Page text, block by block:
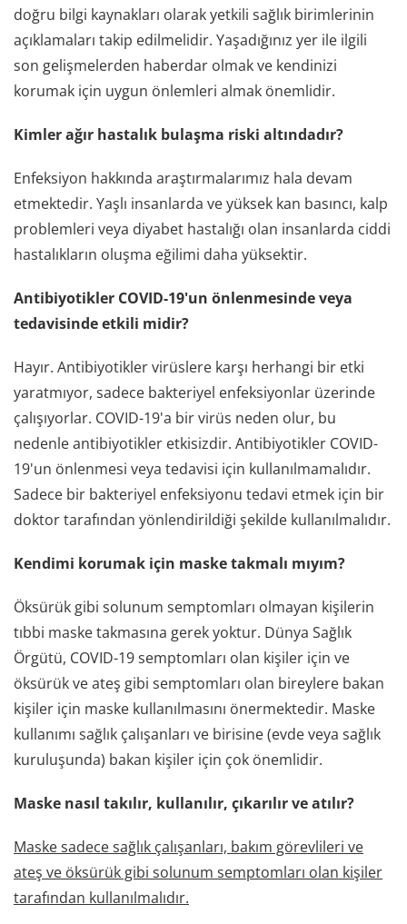
doğru bilgi kaynakları olarak yetkili sağlık birimlerinin
açıklamaları takip edilmelidir. Yaşadığınız yer ile ilgili
son gelişmelerden haberdar olmak ve kendinizi
korumak için uygun önlemleri almak önemlidir.
Kimler ağır hastalık bulaşma riski altındadır?
Enfeksiyon hakkında araştırmalarımız hala devam
etmektedir. Yaşlı insanlarda ve yüksek kan basıncı, kalp
problemleri veya diyabet hastalığı olan insanlarda ciddi
hastalıkların oluşma eğilimi daha yüksektir.
Antibiyotikler COVID-19'un önlenmesinde veya
tedavisinde etkili midir?
Hayır. Antibiyotikler virüslere karşı herhangi bir etki
yaratmıyor, sadece bakteriyel enfeksiyonlar üzerinde
çalışıyorlar. COVID-19'a bir virüs neden olur, bu
nedenle antibiyotikler etkisizdir. Antibiyotikler COVID-
19'un önlenmesi veya tedavisi için kullanılmamalıdır.
Sadece bir bakteriyel enfeksiyonu tedavi etmek için bir
doktor tarafından yönlendirildiği şekilde kullanılmalıdır.
Kendimi korumak için maske takmalı mıyım?
Öksürük gibi solunum semptomları olmayan kişilerin
tıbbi maske takmasına gerek yoktur. Dünya Sağlık
Örgütü, COVID-19 semptomları olan kişiler için ve
öksürük ve ateş gibi semptomları olan bireylere bakan
kişiler için maske kullanılmasını önermektedir. Maske
kullanımı sağlık çalışanları ve birisine (evde veya sağlık
kuruluşunda) bakan kişiler için çok önemlidir.
Maske nasıl takılır, kullanılır, çıkarılır ve atılır?
Maske sadece sağlık çalışanları, bakım görevlileri ve
ateş ve öksürük gibi solunum semptomları olan kişiler
tarafından kullanılmalıdır.